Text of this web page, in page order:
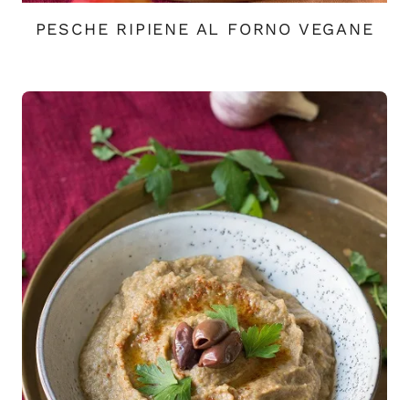
PESCHE RIPIENE AL FORNO VEGANE